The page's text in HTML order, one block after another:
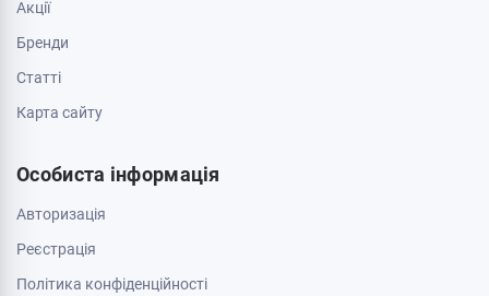
Зв'яжіться з нами
0 800 403 173
044 334 54 27
063 789 66 52
Додатково
Акції